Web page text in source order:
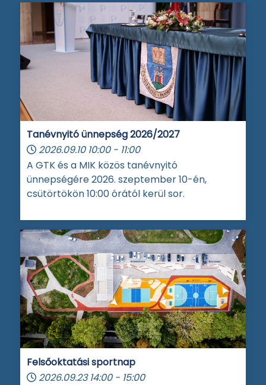
Tanévnyitó ünnepség 2026/2027
2026.09.10 10:00 - 11:00
A GTK és a MIK közös tanévnyitó
ünnepségére 2026. szeptember 10-én,
csütörtökön 10:00 órától kerül sor.
Felsőoktatási sportnap
2026.09.23 14:00 - 15:00